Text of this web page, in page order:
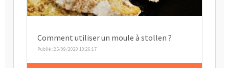
Comment utiliser un moule à stollen ?
Publié : 25/09/2020 10:26:17